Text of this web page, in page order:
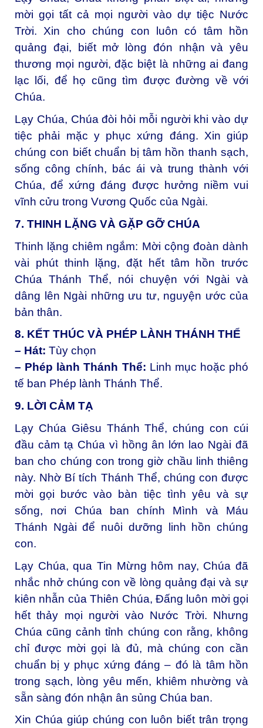
mời gọi tất cả mọi người vào dự tiệc Nước
Trời. Xin cho chúng con luôn có tâm hồn
quảng đại, biết mở lòng đón nhận và yêu
thương mọi người, đặc biệt là những ai đang
lạc lối, để họ cũng tìm được đường về với
Chúa.
Lạy Chúa, Chúa đòi hỏi mỗi người khi vào dự
tiệc phải mặc y phục xứng đáng. Xin giúp
chúng con biết chuẩn bị tâm hồn thanh sạch,
sống công chính, bác ái và trung thành với
Chúa, để xứng đáng được hưởng niềm vui
vĩnh cửu trong Vương Quốc của Ngài.
7. THINH LẶNG VÀ GẶP GỠ CHÚA
Thinh lặng chiêm ngắm: Mời cộng đoàn dành
vài phút thinh lặng, đặt hết tâm hồn trước
Chúa Thánh Thể, nói chuyện với Ngài và
dâng lên Ngài những ưu tư, nguyện ước của
bản thân.
8. KẾT THÚC VÀ PHÉP LÀNH THÁNH THỂ
– Hát: Tùy chọn
– Phép lành Thánh Thể: Linh mục hoặc phó
tế ban Phép lành Thánh Thể.
9. LỜI CẢM TẠ
Lạy Chúa Giêsu Thánh Thể, chúng con cúi
đầu cảm tạ Chúa vì hồng ân lớn lao Ngài đã
ban cho chúng con trong giờ chầu linh thiêng
này. Nhờ Bí tích Thánh Thể, chúng con được
mời gọi bước vào bàn tiệc tình yêu và sự
sống, nơi Chúa ban chính Mình và Máu
Thánh Ngài để nuôi dưỡng linh hồn chúng
con.
Lạy Chúa, qua Tin Mừng hôm nay, Chúa đã
nhắc nhở chúng con về lòng quảng đại và sự
kiên nhẫn của Thiên Chúa, Đấng luôn mời gọi
hết thảy mọi người vào Nước Trời. Nhưng
Chúa cũng cảnh tỉnh chúng con rằng, không
chỉ được mời gọi là đủ, mà chúng con cần
chuẩn bị y phục xứng đáng – đó là tâm hồn
trong sạch, lòng yêu mến, khiêm nhường và
sẵn sàng đón nhận ân sủng Chúa ban.
Xin Chúa giúp chúng con luôn biết trân trọng